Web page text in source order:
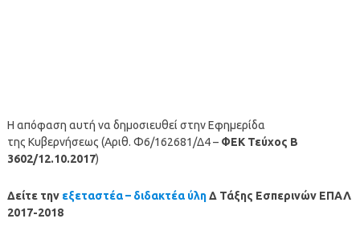
Η απόφαση αυτή να δημοσιευθεί στην Εφημερίδα
της Κυβερνήσεως (Αριθ. Φ6/162681/Δ4 – ΦΕΚ Τεύχος Β
3602/12.10.2017)
Δείτε την εξεταστέα – διδακτέα ύληΔ Τάξης Εσπερινών ΕΠΑΛ
2017-2018